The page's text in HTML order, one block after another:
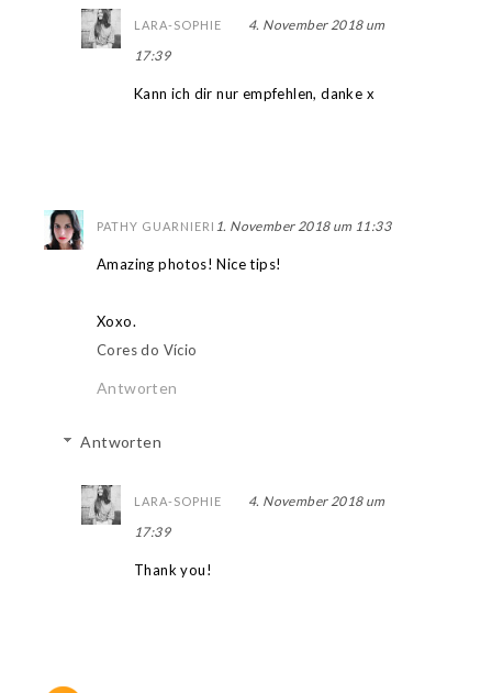
LARA-SOPHIE
4. November 2018 um
17:39
Kann ich dir nur empfehlen, danke x
PATHY GUARNIERI 1. November 2018 um 11:33
Amazing photos! Nice tips!
Xoxo.
Cores do Vício
Antworten
Antworten
LARA-SOPHIE
4. November 2018 um
17:39
Thank you!